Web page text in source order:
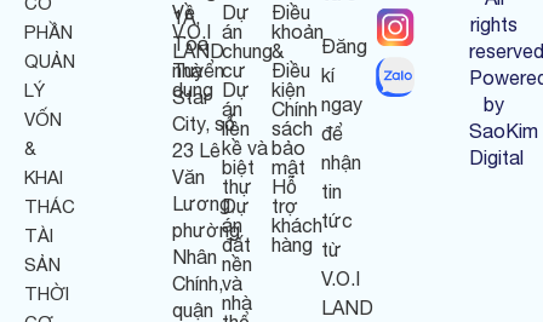
PHẦN
QUẢN
LÝ
VỐN
&
KHAI
THÁC
TÀI
SẢN
THỜI
1A,
Tòa
nhà
Star
City, số
23 Lê
Văn
Lương,
phường
Nhân
Chính,
quận
Về
V.O.I
LAND
Tuyển
dụng
Dự
án
chung
cư
Dự
án
liền
kề và
biệt
thự
Dự
án
đất
nền
và
nhà
Điều
khoản
&
Điều
kiện
Chính
sách
bảo
mật
Hỗ
trợ
khách
hàng
Đăng
kí
ngay
để
nhận
tin
tức
từ
V.O.I
LAND
rights
by
SaoKim
Digital